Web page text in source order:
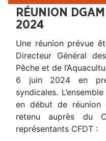
RÉUNION
2024
Une réunion prévue
Directeur Général
Pêche et de
6 juin 2024 en
syndicales.
en début de réunion
retenu auprès du
représentants CFDT :